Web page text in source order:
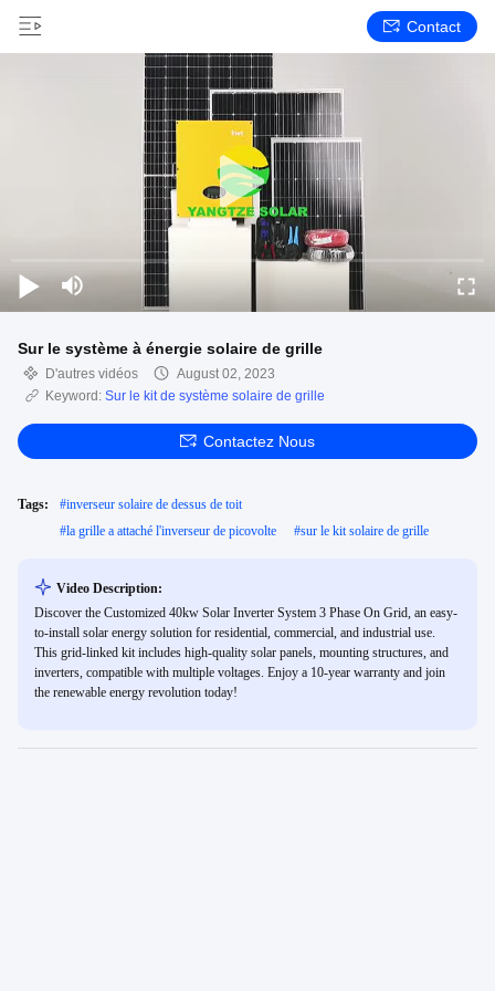
Contact
Sur le système à énergie solaire de grille
D'autres vidéos
August 02, 2023
Keyword: Sur le kit de système solaire de grille
Contactez Nous
Tags: #inverseur solaire de dessus de toit
#la grille a attaché l'inverseur de picovolte #sur le kit solaire de grille
Video Description:
Discover the Customized 40kw Solar Inverter System 3 Phase On Grid, an easy-
to-install solar energy solution for residential, commercial, and industrial use.
This grid-linked kit includes high-quality solar panels, mounting structures, and
inverters, compatible with multiple voltages. Enjoy a 10-year warranty and join
the renewable energy revolution today!